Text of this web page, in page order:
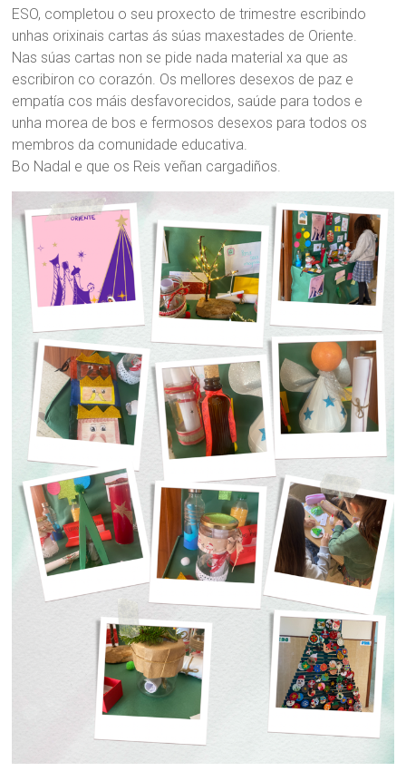
ESO, completou o seu proxecto de trimestre escribindo
unhas orixinais cartas ás súas maxestades de Oriente.
Nas súas cartas non se pide nada material xa que as
escribiron co corazón. Os mellores desexos de paz e
empatía cos máis desfavorecidos, saúde para todos e
unha morea de bos e fermosos desexos para todos os
membros da comunidade educativa.
Bo Nadal e que os Reis veñan cargadiños.